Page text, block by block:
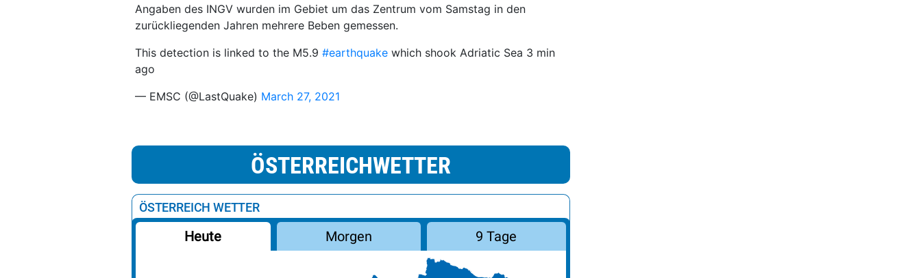
Angaben des INGV wurden im Gebiet um das Zentrum vom Samstag in den
zurückliegenden Jahren mehrere Beben gemessen.
This detection is linked to the M5.9 #earthquake which shook Adriatic Sea 3 min
ago
— EMSC (@LastQuake) March 27, 2021
ÖSTERREICHWETTER
ÖSTERREICH WETTER
Heute Morgen 9 Tage